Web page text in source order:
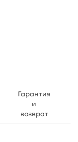
Гарантия
и
возврат